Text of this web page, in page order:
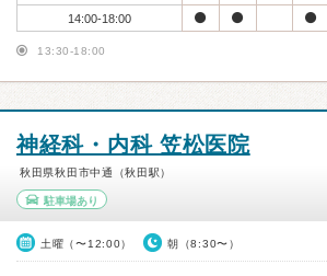
14:00-18:00
13:30-18:00
神経科・内科 笠松医院
秋田県秋田市中通（秋田駅）
駐車場あり
土曜（〜12:00） 朝（8:30〜）